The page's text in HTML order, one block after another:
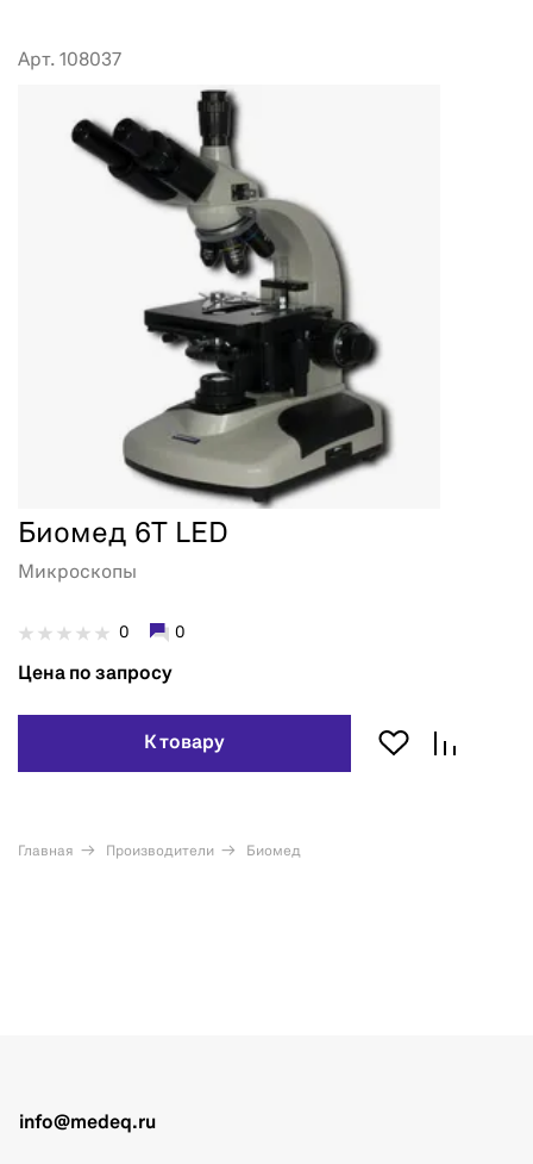
Арт. 108037
Биомед 6Т LED
Микроскопы
0 0
Цена по запросу
К товару
Главная Производители Биомед
info@medeq.ru